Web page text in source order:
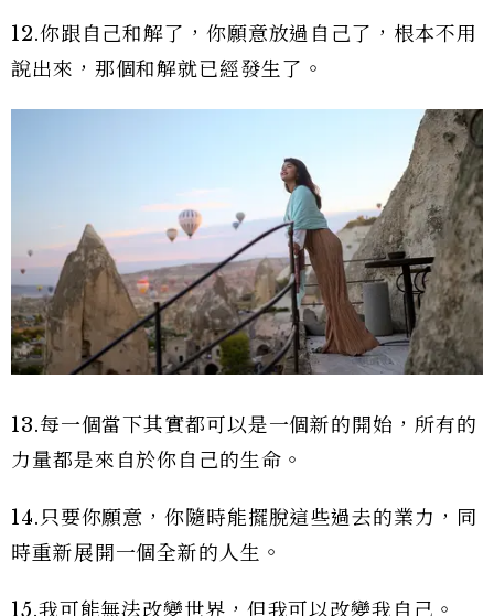
12.你跟自己和解了，你願意放過自己了，根本不用
說出來，那個和解就已經發生了。
13.每一個當下其實都可以是一個新的開始，所有的
力量都是來自於你自己的生命。
14.只要你願意，你隨時能擺脫這些過去的業力，同
時重新展開一個全新的人生。
15.我可能無法改變世界，但我可以改變我自己。